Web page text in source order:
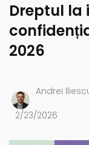
Dreptul la
2026
Andrei
2/23/2026